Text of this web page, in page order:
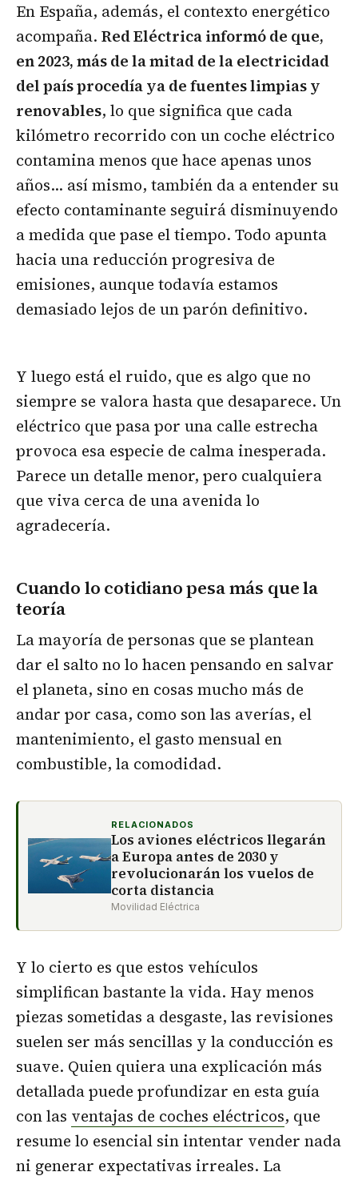
En España, además, el contexto energético
acompaña. Red Eléctrica informó de que,
en 2023, más de la mitad de la electricidad
del país procedía ya de fuentes limpias y
renovables, lo que significa que cada
kilómetro recorrido con un coche eléctrico
contamina menos que hace apenas unos
años… así mismo, también da a entender su
efecto contaminante seguirá disminuyendo
a medida que pase el tiempo. Todo apunta
hacia una reducción progresiva de
emisiones, aunque todavía estamos
demasiado lejos de un parón definitivo.
Y luego está el ruido, que es algo que no
siempre se valora hasta que desaparece. Un
eléctrico que pasa por una calle estrecha
provoca esa especie de calma inesperada.
Parece un detalle menor, pero cualquiera
que viva cerca de una avenida lo
agradecería.
Cuando lo cotidiano pesa más que la
teoría
La mayoría de personas que se plantean
dar el salto no lo hacen pensando en salvar
el planeta, sino en cosas mucho más de
andar por casa, como son las averías, el
mantenimiento, el gasto mensual en
combustible, la comodidad.
RELACIONADOS
Los aviones eléctricos llegarán
a Europa antes de 2030 y
revolucionarán los vuelos de
corta distancia
Movilidad Eléctrica
Y lo cierto es que estos vehículos
simplifican bastante la vida. Hay menos
piezas sometidas a desgaste, las revisiones
suelen ser más sencillas y la conducción es
suave. Quien quiera una explicación más
detallada puede profundizar en esta guía
con las ventajas de coches eléctricos, que
resume lo esencial sin intentar vender nada
ni generar expectativas irreales. La